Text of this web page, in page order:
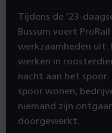
Tijdens de ’23-
Bussum voert
werkzaamheden uit.
werken in
nacht aan het
spoor wonen,
niemand zijn
doorgewerkt.